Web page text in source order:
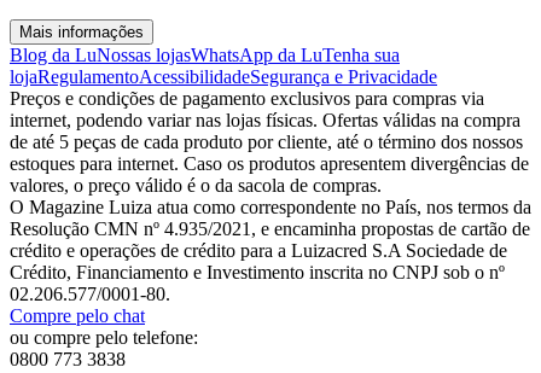
Mais informações
Blog da LuNossas lojasWhatsApp da LuTenha sua
lojaRegulamentoAcessibilidadeSegurança e Privacidade
Preços e condições de pagamento exclusivos para compras via
internet, podendo variar nas lojas físicas. Ofertas válidas na compra
de até 5 peças de cada produto por cliente, até o término dos nossos
estoques para internet. Caso os produtos apresentem divergências de
valores, o preço válido é o da sacola de compras.
O Magazine Luiza atua como correspondente no País, nos termos da
Resolução CMN nº 4.935/2021, e encaminha propostas de cartão de
crédito e operações de crédito para a Luizacred S.A Sociedade de
Crédito, Financiamento e Investimento inscrita no CNPJ sob o nº
02.206.577/0001-80.
Compre pelo chat
ou compre pelo telefone:
0800 773 3838